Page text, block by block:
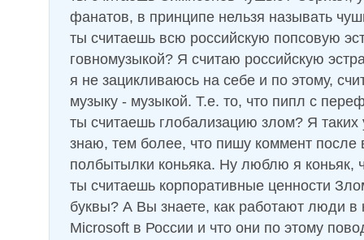
фанатов, в принципе нельзя называть
ты считаешь всю российскую попсовую
говномузыкой? Я считаю российскую
я не зацикливаюсь на себе и по этому,
музыку - музыкой. Т.е. то, что пипл с
ты считаешь глобализацию злом? Я
знаю, тем более, что пишу коммент после
полбытылки коньяка. Ну люблю я коньяк,
ты считаешь корпоративные ценности
буквы? А Вы знаете, как работают люди в
Microsoft в России и что они по этому